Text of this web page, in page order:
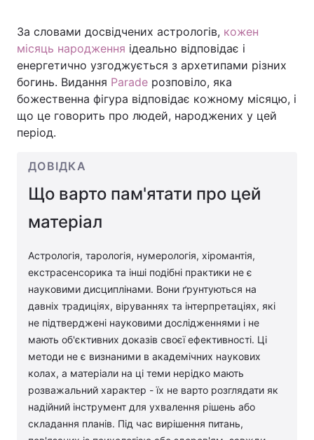
За словами досвідчених астрологів, кожен
місяць народження ідеально відповідає і
енергетично узгоджується з архетипами різних
богинь. Видання Parade розповіло, яка
божественна фігура відповідає кожному місяцю, і
що це говорить про людей, народжених у цей
період.
ДОВІДКА
Що варто пам'ятати про цей
матеріал
Астрологія, тарологія, нумерологія, хіромантія,
екстрасенсорика та інші подібні практики не є
науковими дисциплінами. Вони ґрунтуються на
давніх традиціях, віруваннях та інтерпретаціях, які
не підтверджені науковими дослідженнями і не
мають об'єктивних доказів своєї ефективності. Ці
методи не є визнаними в академічних наукових
колах, а матеріали на ці теми нерідко мають
розважальний характер - їх не варто розглядати як
надійний інструмент для ухвалення рішень або
складання планів. Під час вирішення питань,